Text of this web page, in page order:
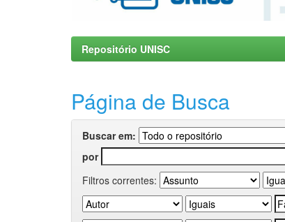
Repositório UNISC
Página de Busca
Buscar em:
por
Filtros correntes: